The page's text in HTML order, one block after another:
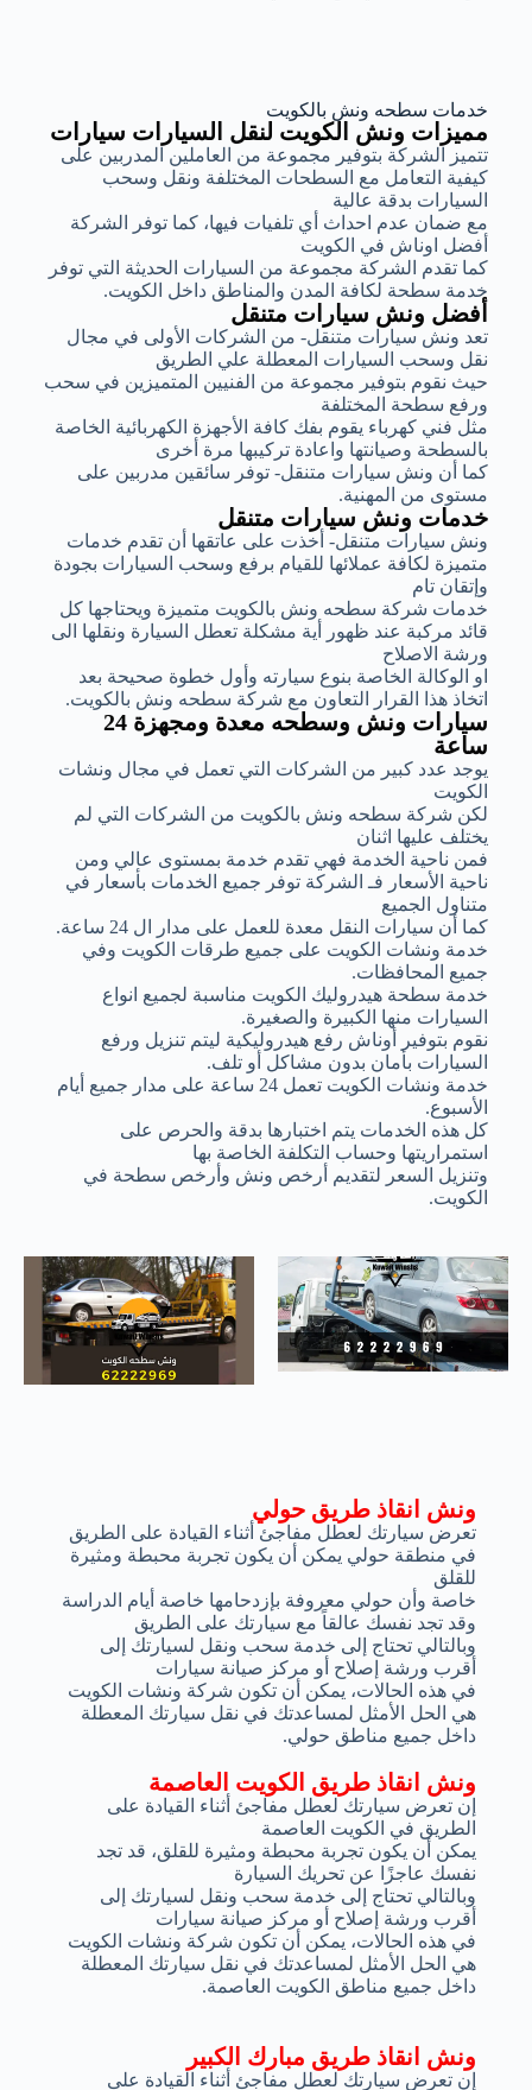
خدمات سطحه ونش بالكويت
مميزات ونش الكويت لنقل السيارات سيارات
تتميز الشركة بتوفير مجموعة من العاملين المدربين على
كيفية التعامل مع السطحات المختلفة ونقل وسحب
السيارات بدقة عالية
مع ضمان عدم احداث أي تلفيات فيها، كما توفر الشركة
أفضل اوناش في الكويت
كما تقدم الشركة مجموعة من السيارات الحديثة التي توفر
خدمة سطحة لكافة المدن والمناطق داخل الكويت.
أفضل ونش سيارات متنقل
تعد ونش سيارات متنقل- من الشركات الأولى في مجال
نقل وسحب السيارات المعطلة علي الطريق
حيث نقوم بتوفير مجموعة من الفنيين المتميزين في سحب
ورفع سطحة المختلفة
مثل فني كهرباء يقوم بفك كافة الأجهزة الكهربائية الخاصة
بالسطحة وصيانتها واعادة تركيبها مرة أخرى
كما أن ونش سيارات متنقل- توفر سائقين مدربين على
مستوى من المهنية.
خدمات ونش سيارات متنقل
ونش سيارات متنقل- أخذت على عاتقها أن تقدم خدمات
متميزة لكافة عملائها للقيام برفع وسحب السيارات بجودة
وإتقان تام
خدمات شركة سطحه ونش بالكويت متميزة ويحتاجها كل
قائد مركبة عند ظهور أية مشكلة تعطل السيارة ونقلها الى
ورشة الاصلاح
او الوكالة الخاصة بنوع سيارته وأول خطوة صحيحة بعد
اتخاذ هذا القرار التعاون مع شركة سطحه ونش بالكويت.
سيارات ونش وسطحه معدة ومجهزة 24
ساعة
يوجد عدد كبير من الشركات التي تعمل في مجال ونشات
الكويت
لكن شركة سطحه ونش بالكويت من الشركات التي لم
يختلف عليها اثنان
فمن ناحية الخدمة فهي تقدم خدمة بمستوى عالي ومن
ناحية الأسعار فـ الشركة توفر جميع الخدمات بأسعار في
متناول الجميع
كما أن سيارات النقل معدة للعمل على مدار ال 24 ساعة.
خدمة ونشات الكويت على جميع طرقات الكويت وفي
جميع المحافظات.
خدمة سطحة هيدروليك الكويت مناسبة لجميع انواع
السيارات منها الكبيرة والصغيرة.
نقوم بتوفير أوناش رفع هيدروليكية ليتم تنزيل ورفع
السيارات بأمان بدون مشاكل أو تلف.
خدمة ونشات الكويت تعمل 24 ساعة على مدار جميع أيام
الأسبوع.
كل هذه الخدمات يتم اختبارها بدقة والحرص على
استمراريتها وحساب التكلفة الخاصة بها
وتنزيل السعر لتقديم أرخص ونش وأرخص سطحة في
الكويت.
ونش انقاذ طريق الكويت العاصمة
إن تعرض سيارتك لعطل مفاجئ أثناء القيادة على
الطريق في الكويت العاصمة
يمكن أن يكون تجربة محبطة ومثيرة للقلق، قد تجد
نفسك عاجزًا عن تحريك السيارة
وبالتالي تحتاج إلى خدمة سحب ونقل لسيارتك إلى
أقرب ورشة إصلاح أو مركز صيانة سيارات
في هذه الحالات، يمكن أن تكون شركة ونشات الكويت
هي الحل الأمثل لمساعدتك في نقل سيارتك المعطلة
داخل جميع مناطق الكويت العاصمة.
ونش انقاذ طريق حولي
تعرض سيارتك لعطل مفاجئ أثناء القيادة على الطريق
في منطقة حولي يمكن أن يكون تجربة محبطة ومثيرة
للقلق
خاصة وأن حولي معروفة بإزدحامها خاصة أيام الدراسة
وقد تجد نفسك عالقاً مع سيارتك على الطريق
وبالتالي تحتاج إلى خدمة سحب ونقل لسيارتك إلى
أقرب ورشة إصلاح أو مركز صيانة سيارات
في هذه الحالات، يمكن أن تكون شركة ونشات الكويت
هي الحل الأمثل لمساعدتك في نقل سيارتك المعطلة
داخل جميع مناطق حولي.
ونش انقاذ طريق مبارك الكبير
إن تعرض سيارتك لعطل مفاجئ أثناء القيادة على